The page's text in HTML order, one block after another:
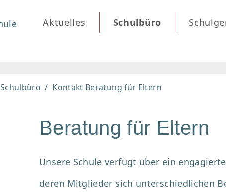
Aktuelles Schulbüro
Schulbüro Kontakt Beratung für Eltern
Beratung für Eltern
Unsere Schule verfügt über ein
deren Mitglieder sich unterschiedlichen